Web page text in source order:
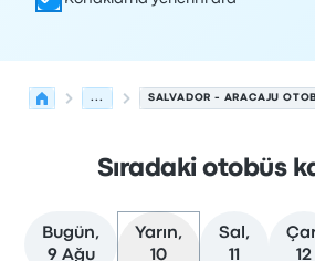
... SALVADOR - ARACAJU
Sıradaki otobüs
Bugün,
9 Ağu
Yarın,
10
Sal,
11
12